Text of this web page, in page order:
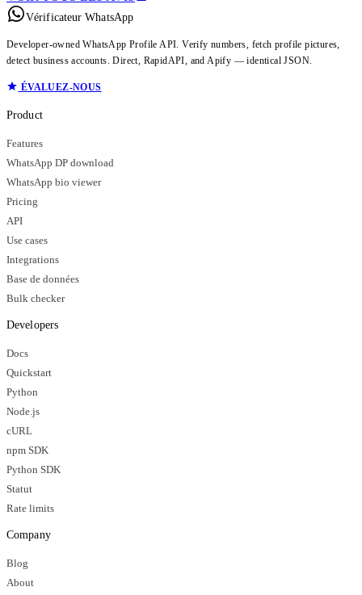
Vérificateur WhatsApp
Developer-owned WhatsApp Profile API. Verify numbers, fetch profile pictures,
detect business accounts. Direct, RapidAPI, and Apify — identical JSON.
ÉVALUEZ-NOUS
Product
Features
WhatsApp DP download
WhatsApp bio viewer
Pricing
API
Use cases
Integrations
Base de données
Bulk checker
Developers
Docs
Quickstart
Python
Node.js
cURL
npm SDK
Python SDK
Statut
Rate limits
Company
Blog
About